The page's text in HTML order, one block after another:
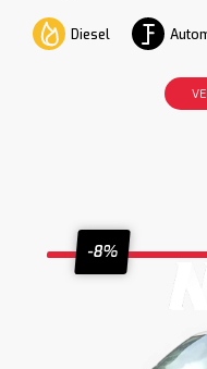
Diesel
-8%